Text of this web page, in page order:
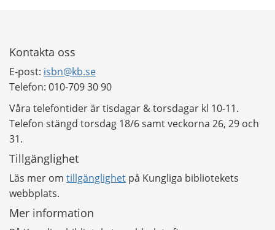
Kontakta oss
E-post: isbn@kb.se
Telefon: 010-709 30 90
Våra telefontider är tisdagar & torsdagar kl 10-11.
Telefon stängd torsdag 18/6 samt veckorna 26, 29 och
31.
Tillgänglighet
Läs mer om tillgänglighet på Kungliga bibliotekets
webbplats.
Mer information